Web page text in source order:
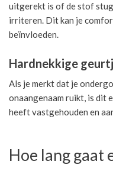
uitgerekt is of de stof
irriteren. Dit kan je
beïnvloeden.
Hardnekkige
Als je merkt dat je
onaangenaam ruikt, is dit
heeft vastgehouden en
Hoe lang gaat